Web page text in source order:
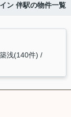
ン 伴駅の物件一覧
浅(140件)